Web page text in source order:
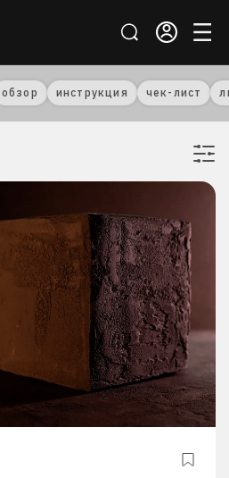
обзор инструкция чек-лист